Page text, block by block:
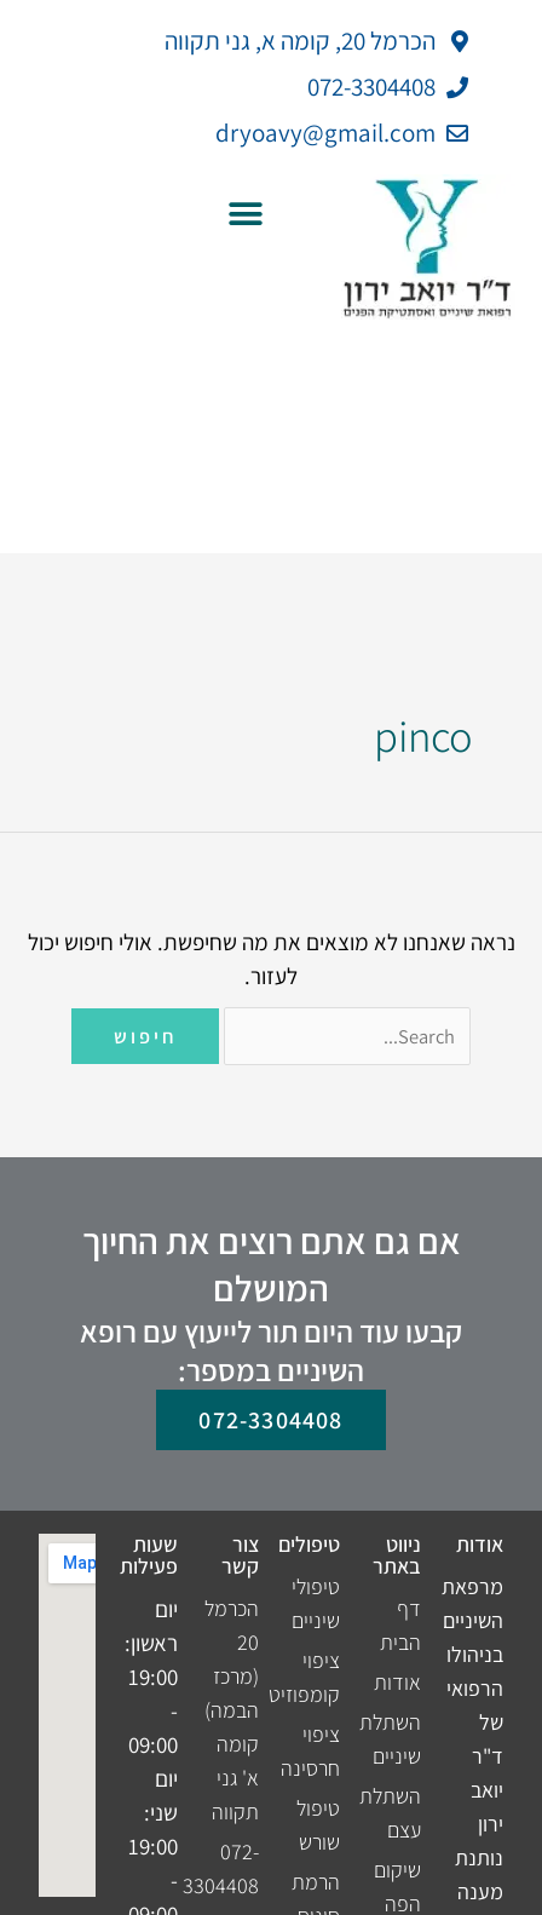
הכרמל 20, קומה א, גני תקווה
072-3304408
dryoavy@gmail.com
pinco
נראה שאנחנו לא מוצאים את מה שחיפשת. אולי חיפוש יכול
לעזור.
אם גם אתם רוצים את החיוך
המושלם
קבעו עוד היום תור לייעוץ עם רופא
השיניים במספר:
072-3304408
אודות
מרפאת
השיניים
בניהולו
הרפואי
של
ד"ר
יואב
ירון
נותנת
מענה
ניווט
באתר
דף
הבית
אודות
השתלת
שיניים
השתלת
עצם
שיקום
הפה
טיפולים
טיפולי
שיניים
ציפוי
קומפוזיט
ציפוי
חרסינה
טיפול
שורש
הרמת
צור
קשר
הכרמל
20
(מרכז
הבמה)
קומה
א' גני
תקווה
072-
3304408
שעות
פעילות
יום
ראשון:
19:00
-
09:00
יום
שני:
19:00
-